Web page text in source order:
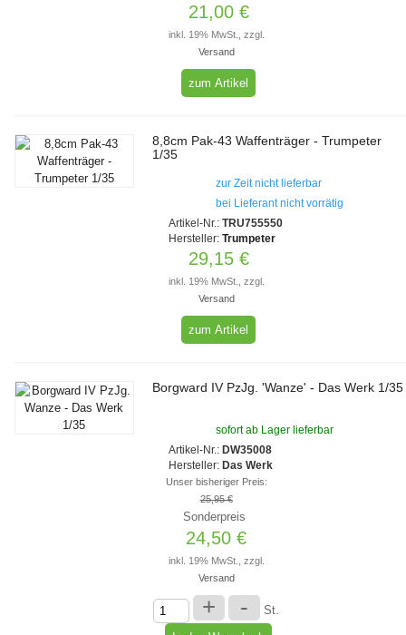
21,00 €
inkl. 19% MwSt., zzgl.
Versand
zum Artikel
8,8cm Pak-43 Waffenträger - Trumpeter
1/35
zur Zeit nicht lieferbar
bei Lieferant nicht vorrätig
Artikel-Nr.: TRU755550
Hersteller: Trumpeter
29,15 €
inkl. 19% MwSt., zzgl.
Versand
zum Artikel
Borgward IV PzJg. 'Wanze' - Das Werk 1/35
sofort ab Lager lieferbar
Artikel-Nr.: DW35008
Hersteller: Das Werk
Unser bisheriger Preis:
25,95 €
Sonderpreis
24,50 €
inkl. 19% MwSt., zzgl.
Versand
+ - St.